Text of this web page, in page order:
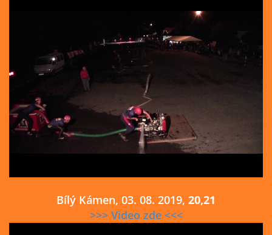
Bílý Kámen, 03. 08. 2019, 20,21
>>> Video zde <<<